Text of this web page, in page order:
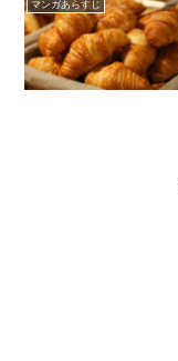
マンガあらすじ